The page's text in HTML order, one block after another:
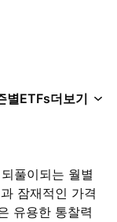
별ETFs더보기
풀이되는 월별
잠재적인 가격
유용한 통찰력